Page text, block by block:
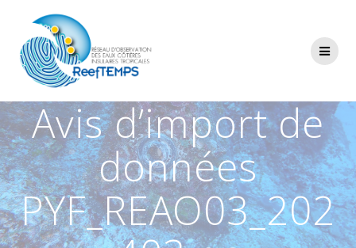
Avis d’import de
données
PYF_REAO03_202